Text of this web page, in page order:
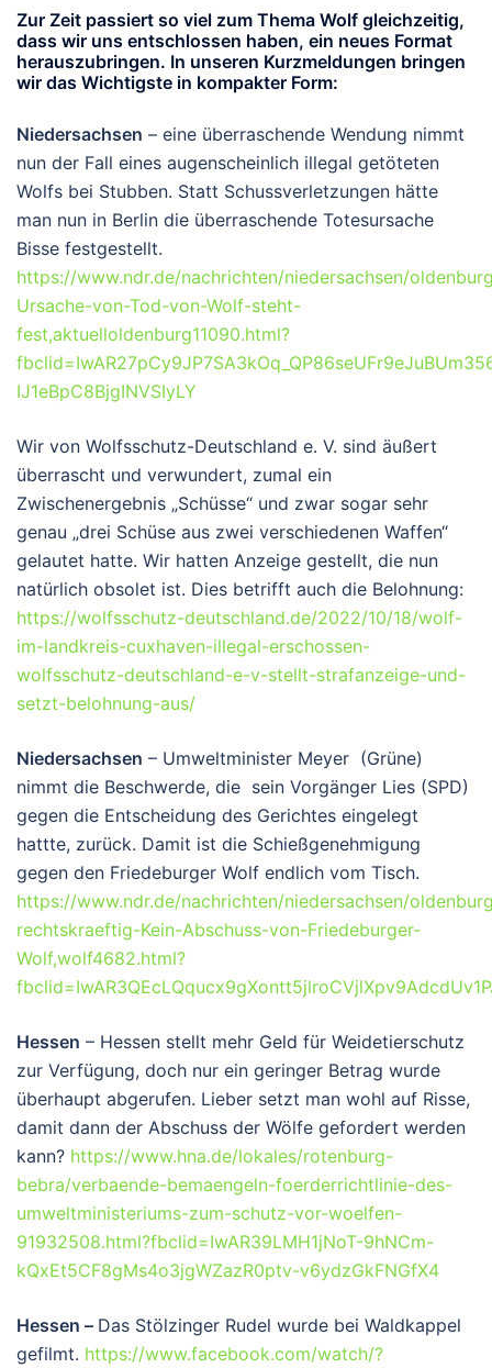
Zur Zeit passiert so viel zum Thema Wolf gleichzeitig,
dass wir uns entschlossen haben, ein neues Format
herauszubringen. In unseren Kurzmeldungen bringen
wir das Wichtigste in kompakter Form:
Niedersachsen – eine überraschende Wendung nimmt
nun der Fall eines augenscheinlich illegal getöteten
Wolfs bei Stubben. Statt Schussverletzungen hätte
man nun in Berlin die überraschende Totesursache
Bisse festgestellt.
https://www.ndr.de/nachrichten/niedersachsen/
Ursache-von-Tod-von-Wolf-steht-
fest,aktuelloldenburg11090.html?
IJ1eBpC8BjgINVSIyLY
Wir von Wolfsschutz-Deutschland e. V. sind äußert
überrascht und verwundert, zumal ein
Zwischenergebnis „Schüsse“ und zwar sogar sehr
genau „drei Schüse aus zwei verschiedenen Waffen“
gelautet hatte. Wir hatten Anzeige gestellt, die nun
natürlich obsolet ist. Dies betrifft auch die Belohnung:
https://wolfsschutz-deutschland.de/2022/10/18/wolf-
im-landkreis-cuxhaven-illegal-erschossen-
wolfsschutz-deutschland-e-v-stellt-strafanzeige-und-
setzt-belohnung-aus/
Niedersachsen – Umweltminister Meyer (Grüne)
nimmt die Beschwerde, die sein Vorgänger Lies (SPD)
gegen die Entscheidung des Gerichtes eingelegt
hattte, zurück. Damit ist die Schießgenehmigung
gegen den Friedeburger Wolf endlich vom Tisch.
https://www.ndr.de/nachrichten/niedersachsen/
rechtskraeftig-Kein-Abschuss-von-Friedeburger-
Wolf,wolf4682.html?
Hessen – Hessen stellt mehr Geld für Weidetierschutz
zur Verfügung, doch nur ein geringer Betrag wurde
überhaupt abgerufen. Lieber setzt man wohl auf Risse,
damit dann der Abschuss der Wölfe gefordert werden
kann? https://www.hna.de/lokales/rotenburg-
bebra/verbaende-bemaengeln-foerderrichtlinie-des-
umweltministeriums-zum-schutz-vor-woelfen-
91932508.html?fbclid=IwAR39LMH1jNoT-9hNCm-
kQxEt5CF8gMs4o3jgWZazR0ptv-v6ydzGkFNGfX4
Hessen – Das Stölzinger Rudel wurde bei Waldkappel
gefilmt. https://www.facebook.com/watch/?